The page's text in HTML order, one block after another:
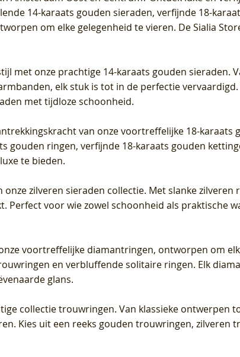
Oorhangers
(14k) met Lab
Blush Lab Diamonds Ring
Geelgoud (14k) met Lab grown
Diamant
Ring LG1042Y –
Lab grown
Blush Lab Diamonds
LG7027Y - Geelgoud (14k) met
grown Diamant
Ring LG1044Y –
Lab grown
Blush Lab Diamonds
LG7026Y - Geelgoud (14k) met
grown Diamant
14-karaats gouden sieraden, verfijnde 18-
om elke gelegenheid te vieren. De Sialia
met onze prachtige 14-karaats gouden sieraden.
elk stuk is tot in de perfectie
met tijdloze schoonheid.
van onze voortreffelijke 18-
gouden ringen, verfijnde 18-karaats gouden
te bieden.
onze zilveren sieraden collectie. Met slanke
Perfect voor wie zowel schoonheid als praktische
voortreffelijke diamantringen, ontworpen om
en verbluffende solitaire ringen. Elk
glans.
collectie trouwringen. Van klassieke
Kies uit een reeks gouden trouwringen,